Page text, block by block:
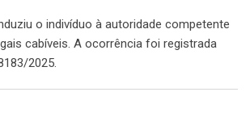
o indivíduo à autoridade competente
cabíveis. A ocorrência foi registrada
2025.